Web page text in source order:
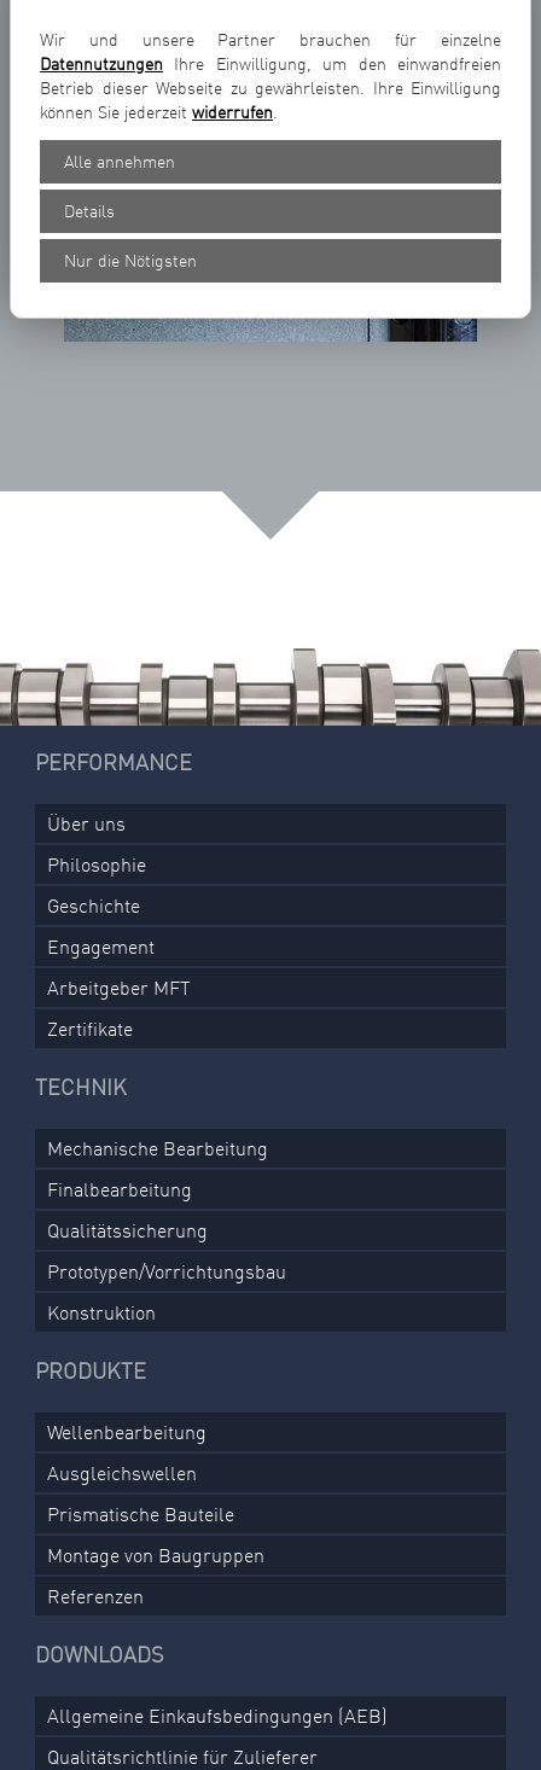
PERFORMANCE
Über uns
Philosophie
Geschichte
Engagement
Arbeitgeber MFT
Zertifikate
TECHNIK
Mechanische Bearbeitung
Finalbearbeitung
Qualitätssicherung
Prototypen/Vorrichtungsbau
Konstruktion
PRODUKTE
Wellenbearbeitung
Ausgleichswellen
Prismatische Bauteile
Montage von Baugruppen
Referenzen
DOWNLOADS
Allgemeine Einkaufsbedingungen (AEB)
Qualitätsrichtlinie für Zulieferer
Wir und unsere Partner brauchen für einzelne
Datennutzungen Ihre Einwilligung, um den einwandfreien
Betrieb dieser Webseite zu gewährleisten. Ihre Einwilligung
können Sie jederzeit widerrufen
Alle annehmen
Details
Nur die Nötigsten